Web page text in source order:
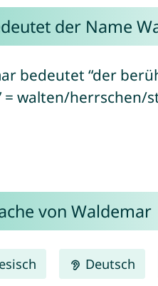
der Name
bedeutet “der
= walten/herrschen/
von Waldemar
Deutsch